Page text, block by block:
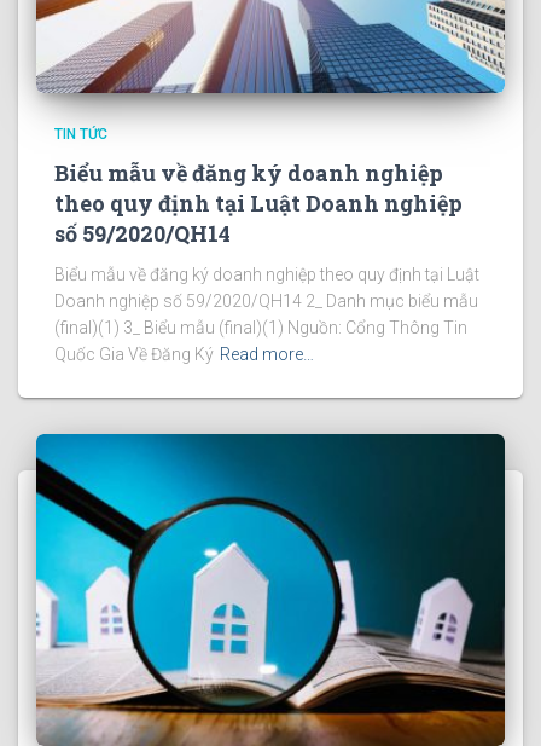
TIN TỨC
Biểu mẫu về đăng ký doanh nghiệp
theo quy định tại Luật Doanh nghiệp
số 59/2020/QH14
Biểu mẫu về đăng ký doanh nghiệp theo quy định tại Luật
Doanh nghiệp số 59/2020/QH14 2_ Danh mục biểu mẫu
(final)(1) 3_ Biểu mẫu (final)(1) Nguồn: Cổng Thông Tin
Quốc Gia Về Đăng Ký Read more…